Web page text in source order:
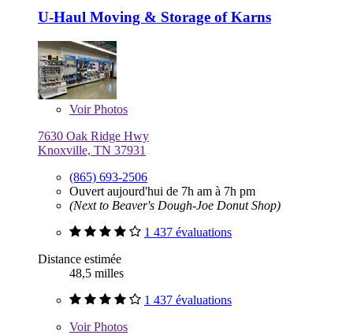
U-Haul Moving & Storage of Karns
VoirPhotos
7630 Oak Ridge Hwy
Knoxville, TN 37931
(865) 693-2506
Ouvert aujourd'hui de 7h am à 7h pm
(Next to Beaver's Dough-Joe Donut Shop)
1 437 évaluations
Distance estimée
48,5 milles
1 437 évaluations
VoirPhotos